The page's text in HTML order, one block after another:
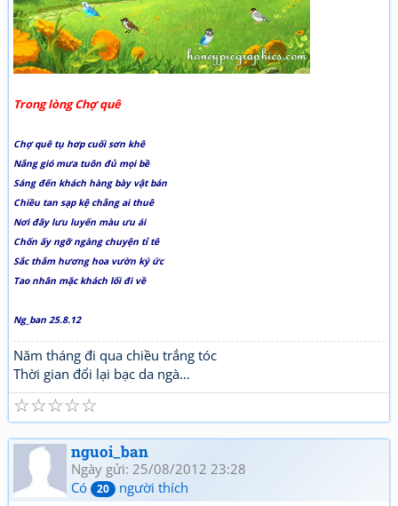
Trong lòng Chợ quê
Chợ quê tụ hơp cuối sơn khê
Nắng gió mưa tuôn đủ mọi bề
Sáng đến khách hàng bày vật bán
Chiều tan sạp kệ chẳng ai thuê
Nơi đây lưu luyến màu ưu ái
Chốn ấy ngỡ ngàng chuyện tỉ tê
Sắc thắm hương hoa vườn ký ức
Tao nhân mặc khách lối đi về
Ng_ban 25.8.12
Năm tháng đi qua chiều trắng tóc
Thời gian đổi lại bạc da ngà…
☆
☆
☆
☆
☆
nguoi_ban
Ngày gửi: 25/08/2012 23:28
Có
20 người thích